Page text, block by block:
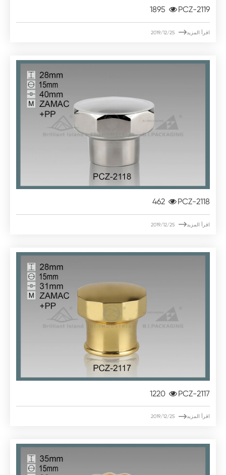
PCZ-2119
اقرأ المزيد
2019/12/25
PCZ-2118
اقرأ المزيد
2019/12/25
PCZ-2117
اقرأ المزيد
2019/12/25